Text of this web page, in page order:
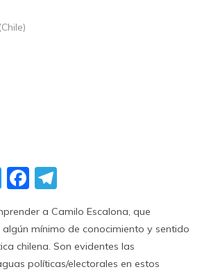
TwitterFacebook
a Camilo Escalona, que
mínimo de conocimiento y sentido
chilena. Son evidentes las
políticas/electorales en estos